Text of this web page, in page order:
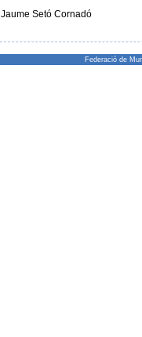
Jaume Setó Cornadó
Federació de